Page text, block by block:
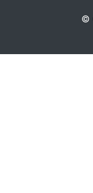
©️